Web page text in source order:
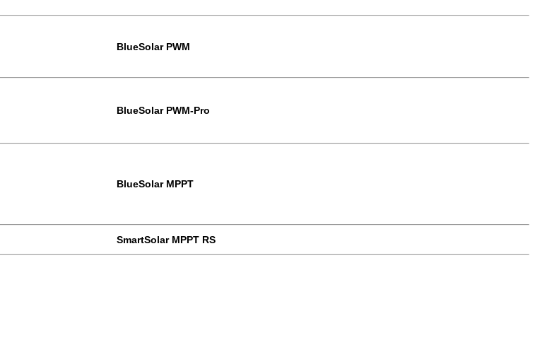
BlueSolar PWM
BlueSolar PWM-Pro
BlueSolar MPPT
SmartSolar MPPT RS